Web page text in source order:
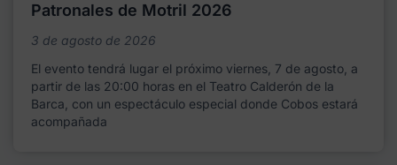
Patronales de Motril 2026
3 de agosto de 2026
El evento tendrá lugar el próximo viernes, 7 de agosto, a
partir de las 20:00 horas en el Teatro Calderón de la
Barca, con un espectáculo especial donde Cobos estará
acompañada